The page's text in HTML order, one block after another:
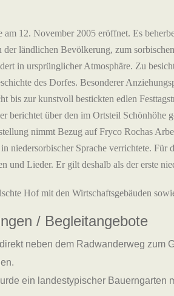
12. November 2005 eröffnet. Es
der ländlichen Bevölkerung, zum
in ursprünglicher Atmosphäre. Zu
des Dorfes. Besonderer
bis zur kunstvoll bestickten edlen
berichtet über den im Ortsteil Schönhöhe
nimmt Bezug auf Fryco Rochas
niedersorbischer Sprache verrichtete.
und Lieder. Er gilt deshalb als der erste
Hof mit den Wirtschaftsgebäuden
/ Begleitangebote
neben dem Radwanderweg zum
ein landestypischer Bauerngarten